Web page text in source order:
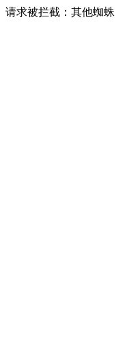
请求被拦截：其他蜘蛛